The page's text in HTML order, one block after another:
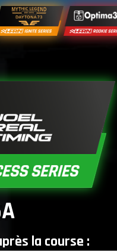
la course :